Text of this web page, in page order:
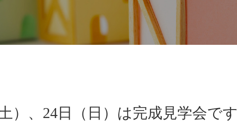
）、24日（日）は完成見学会です